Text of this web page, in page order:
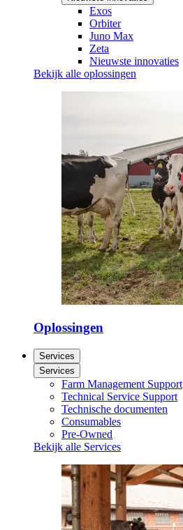
Exos
Orbiter
Juno Max
Zeta
Nieuwste innovaties
Bekijk alle oplossingen
Oplossingen
Services
Services
Farm Management Support
Technical Service Support
Technische documenten
Consumables
Pre-Owned
Bekijk alle Services